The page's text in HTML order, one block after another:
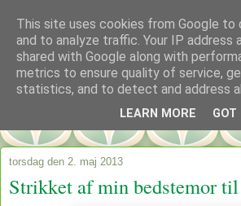
torsdag den 2. maj 2013
Strikket af min bedstemor
This site uses cookies from Google to
and to analyze traffic. Your IP address
shared with Google along with
metrics to ensure quality of service,
statistics, and to detect and address
LEARN MORE GOT